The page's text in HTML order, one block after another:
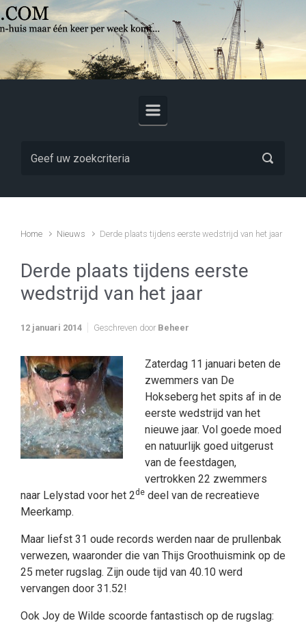
Skip to main content
Home Nieuws Derde plaats tijdens eerste wedstrijd van het jaar
Derde plaats tijdens eerste
wedstrijd van het jaar
12 januari 2014 Geschreven door Beheer
Zaterdag 11 januari beten de
zwemmers van De
Hokseberg het spits af in de
eerste wedstrijd van het
nieuwe jaar. Vol goede moed
en natuurlijk goed uitgerust
van de feestdagen,
vertrokken 22 zwemmers
naar Lelystad voor het 2de deel van de recreatieve
Meerkamp.
Maar liefst 31 oude records werden naar de prullenbak
verwezen, waaronder die van Thijs Groothuismink op de
25 meter rugslag. Zijn oude tijd van 40.10 werd
vervangen door 31.52!
Ook Joy de Wilde scoorde fantastisch op de rugslag: